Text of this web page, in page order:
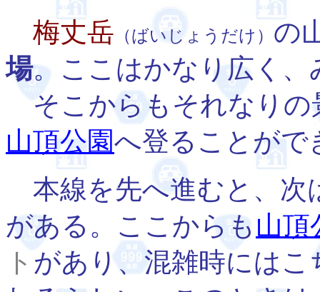
梅丈岳 （ばいじょうだけ） の
場。ここはかなり広く
そこからもそれなりの
山頂公園へ登ることがで
本線を先へ進むと、次
がある。ここからも 山頂
ト があり、混雑時にはこ